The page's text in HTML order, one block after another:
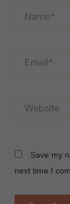
Save my
next time I